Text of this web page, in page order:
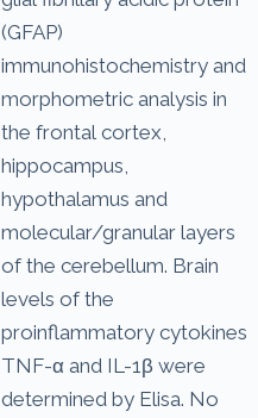
(GFAP)
immunohistochemistry and
morphometric analysis in
the frontal cortex,
hippocampus,
hypothalamus and
molecular/granular layers
of the cerebellum. Brain
levels of the
proinflammatory cytokines
TNF-α and IL-1β were
determined by Elisa. No